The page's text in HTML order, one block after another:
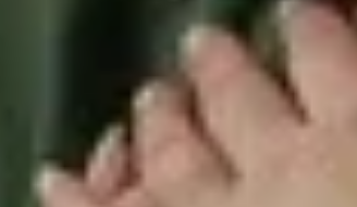
después de un